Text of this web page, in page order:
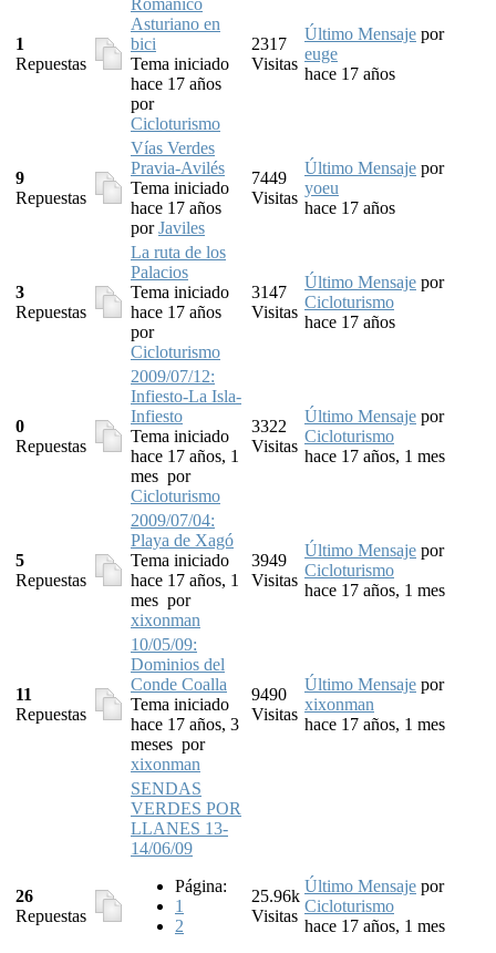
1
Repuestas
Románico
Asturiano en
bici
Tema iniciado
hace 17 años
por
Cicloturismo
2317
Visitas
Último Mensaje por
euge
hace 17 años
9
Repuestas
Vías Verdes
Pravia-Avilés
Tema iniciado
hace 17 años
porJaviles
7449
Visitas
Último Mensaje por
yoeu
hace 17 años
3
Repuestas
La ruta de los
Palacios
Tema iniciado
hace 17 años
por
Cicloturismo
3147
Visitas
Último Mensaje por
Cicloturismo
hace 17 años
0
Repuestas
2009/07/12:
Infiesto-La Isla-
Infiesto
Tema iniciado
hace 17 años, 1
mes por
Cicloturismo
3322
Visitas
Último Mensaje por
Cicloturismo
hace 17 años, 1 mes
5
Repuestas
2009/07/04:
Playa de Xagó
Tema iniciado
hace 17 años, 1
mes por
xixonman
3949
Visitas
Último Mensaje por
Cicloturismo
hace 17 años, 1 mes
11
Repuestas
10/05/09:
Dominios del
Conde Coalla
Tema iniciado
hace 17 años, 3
meses por
xixonman
9490
Visitas
Último Mensaje por
xixonman
hace 17 años, 1 mes
26
Repuestas
SENDAS
VERDES POR
LLANES 13-
14/06/09
Página:
1
2
25.96k
Visitas
Último Mensaje por
Cicloturismo
hace 17 años, 1 mes